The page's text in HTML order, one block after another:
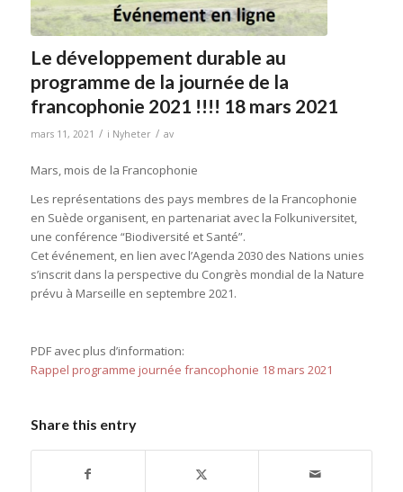
Le développement durable au
programme de la journée de la
francophonie 2021 !!!! 18 mars 2021
mars 11, 2021 / i Nyheter / av
Mars, mois de la Francophonie
Les représentations des pays membres de la Francophonie
en Suède organisent, en partenariat avec la Folkuniversitet,
une conférence “Biodiversité et Santé”.
Cet événement, en lien avec l’Agenda 2030 des Nations unies
s’inscrit dans la perspective du Congrès mondial de la Nature
prévu à Marseille en septembre 2021.
PDF avec plus d’information:
Rappel programme journée francophonie 18 mars 2021
Share this entry